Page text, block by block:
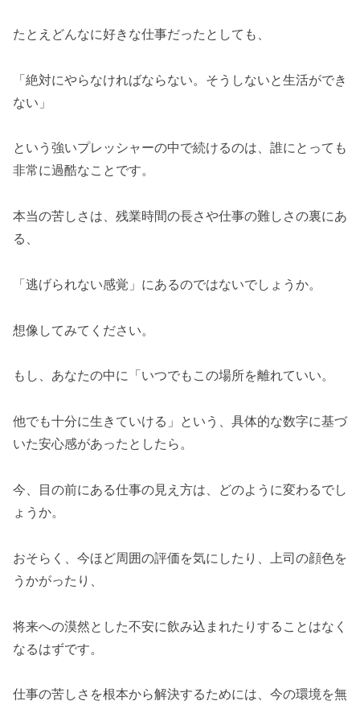
たとえどんなに好きな仕事だったとしても、
「絶対にやらなければならない。そうしないと生活ができ
ない」
という強いプレッシャーの中で続けるのは、誰にとっても
非常に過酷なことです。
本当の苦しさは、残業時間の長さや仕事の難しさの裏にあ
る、
「逃げられない感覚」にあるのではないでしょうか。
想像してみてください。
もし、あなたの中に「いつでもこの場所を離れていい。
他でも十分に生きていける」という、具体的な数字に基づ
いた安心感があったとしたら。
今、目の前にある仕事の見え方は、どのように変わるでし
ょうか。
おそらく、今ほど周囲の評価を気にしたり、上司の顔色を
うかがったり、
将来への漠然とした不安に飲み込まれたりすることはなく
なるはずです。
仕事の苦しさを根本から解決するためには、今の環境を無